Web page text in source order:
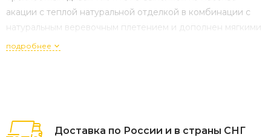
акации с теплой натуральной отделкой в комбинации с
натуральным веревочным плетением и дополнен мягкими
подушками из ткани Олефин, создавая идеальное место
Артикул: 52106
подробнее
Доставка по России и в страны СНГ